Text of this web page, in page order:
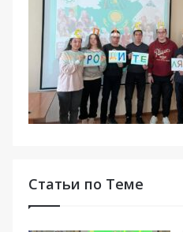
Статьи по Теме